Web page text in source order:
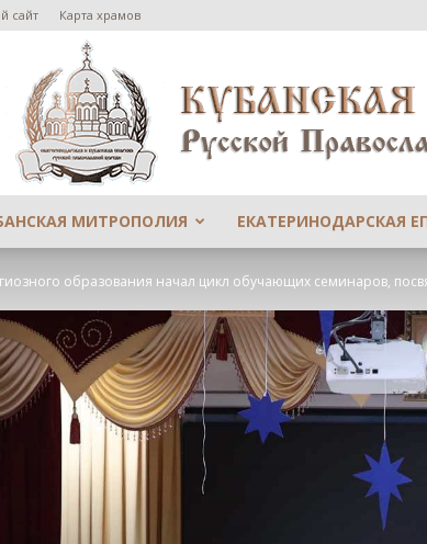
сайт Карта храмов
МИТРОПОЛИЯ ЕКАТЕРИНОДАРСКАЯ
образования начал цикл обучающих семинаров,